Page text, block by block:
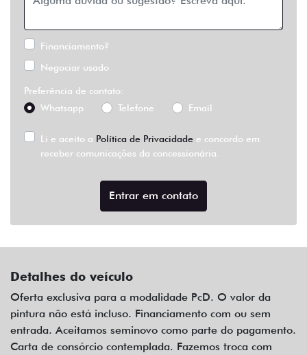
Financiamento?
Negociar usado
Preferência de contato:
Whatsapp
Telefone Email
Li e aceito a Política de Privacidade e concordo em
receber comunicações da concessionária.
Entrar em contato
Detalhes do veículo
Oferta exclusiva para a modalidade PcD. O valor da
pintura não está incluso. Financiamento com ou sem
entrada. Aceitamos seminovo como parte do pagamento.
Carta de consórcio contemplada. Fazemos troca com